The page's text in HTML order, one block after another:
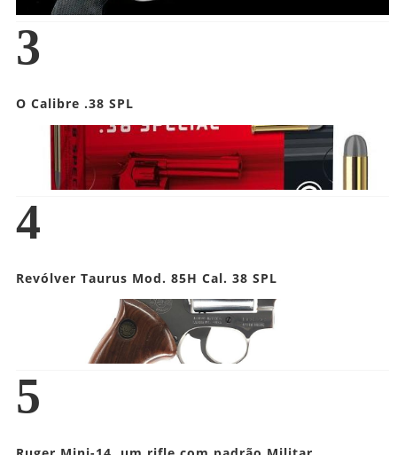
3
O Calibre .38 SPL
4
Revólver Taurus Mod. 85H Cal. 38 SPL
5